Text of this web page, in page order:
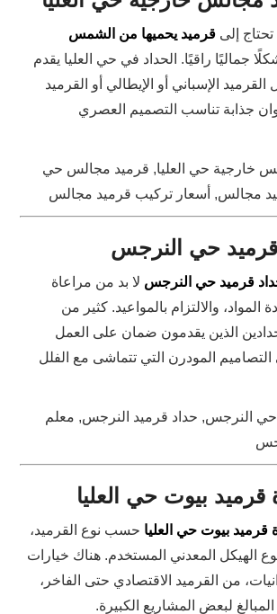
تحتاج إلىقرميد يحميها من الشمس
جماليًا راقيًا. الحداد في حي العليا يقدم
الإسباني أو الإيطالي أو القرميد
جذابة تناسب التصميم العصري
خارجية حي العليا, قرميد مجالس حي
مجالس, أسعار تركيب قرميد مجالس
حي النرجس
قرميد حي النرجس لا بد من مراعاة
المواد، والالتزام بالمواعيد. كثير من
الذين يقدمون ضمان على العمل
التصاميم المودرن التي تتماشى مع الفلل
حي النرجس, حداد قرميد النرجس, معلم
قرميد بيوت حي العليا
قرميد بيوت حي العليا حسب نوع القرميد،
الهيكل المعدني المستخدم. هناك خيارات
من القرميد الاقتصادي حتى الفاخر،
لبعض المشاريع الكبيرة.